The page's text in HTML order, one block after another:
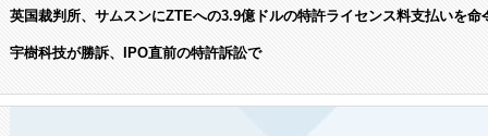
英国裁判所、サムスンにZTEへの3.9億ドルの特許ライセンス料支払いを命
宇樹科技が勝訴、IPO直前の特許訴訟で